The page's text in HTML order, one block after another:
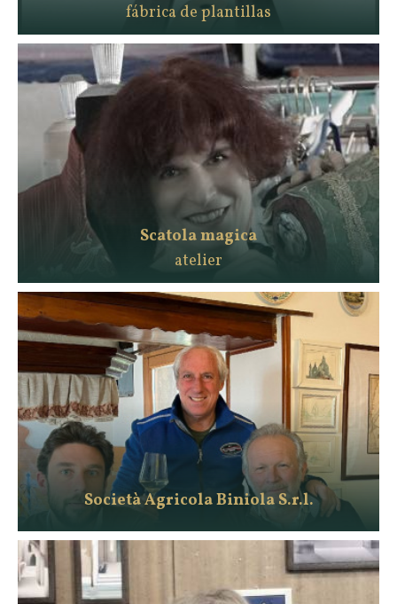
fábrica de plantillas
Scatola magica
atelier
Società Agricola Biniola S.r.l.